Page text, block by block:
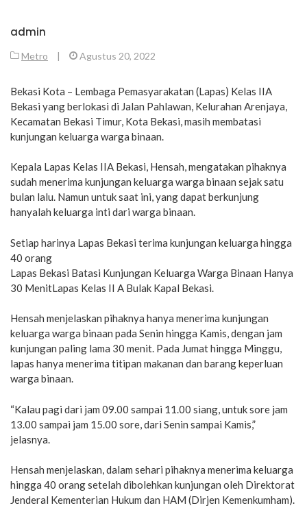
admin
Metro | Agustus 20, 2022
Bekasi Kota – Lembaga Pemasyarakatan (Lapas) Kelas IIA
Bekasi yang berlokasi di Jalan Pahlawan, Kelurahan Arenjaya,
Kecamatan Bekasi Timur, Kota Bekasi, masih membatasi
kunjungan keluarga warga binaan.
Kepala Lapas Kelas IIA Bekasi, Hensah, mengatakan pihaknya
sudah menerima kunjungan keluarga warga binaan sejak satu
bulan lalu. Namun untuk saat ini, yang dapat berkunjung
hanyalah keluarga inti dari warga binaan.
Setiap harinya Lapas Bekasi terima kunjungan keluarga hingga
40 orang
Lapas Bekasi Batasi Kunjungan Keluarga Warga Binaan Hanya
30 MenitLapas Kelas II A Bulak Kapal Bekasi.
Hensah menjelaskan pihaknya hanya menerima kunjungan
keluarga warga binaan pada Senin hingga Kamis, dengan jam
kunjungan paling lama 30 menit. Pada Jumat hingga Minggu,
lapas hanya menerima titipan makanan dan barang keperluan
warga binaan.
“Kalau pagi dari jam 09.00 sampai 11.00 siang, untuk sore jam
13.00 sampai jam 15.00 sore, dari Senin sampai Kamis,”
jelasnya.
Hensah menjelaskan, dalam sehari pihaknya menerima keluarga
hingga 40 orang setelah dibolehkan kunjungan oleh Direktorat
Jenderal Kementerian Hukum dan HAM (Dirjen Kemenkumham).